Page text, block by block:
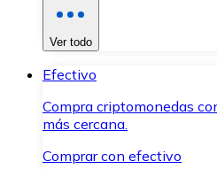
Ver todo
Efectivo
Compra criptomonedas
más cercana.
Comprar con efectivo